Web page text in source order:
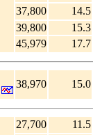
37,800
14.5
39,800
15.3
45,979
17.7
38,970 15.0
27,700 11.5